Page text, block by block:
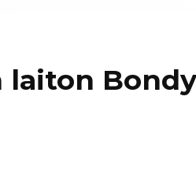
laiton Bondy